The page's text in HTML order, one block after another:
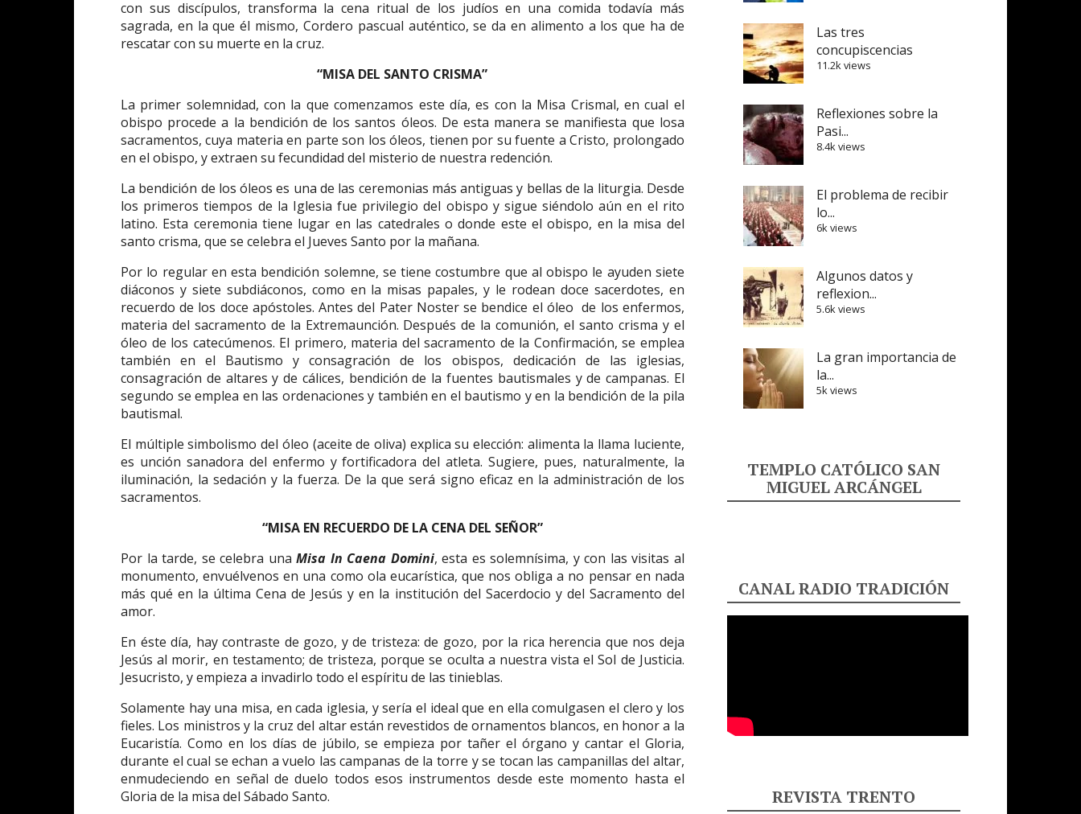
con sus discípulos, transforma la cena ritual de los judíos en una comida todavía más
sagrada, en la que él mismo, Cordero pascual auténtico, se da en alimento a los que ha de
rescatar con su muerte en la cruz.
“MISA DEL SANTO CRISMA”
La primer solemnidad, con la que comenzamos este día, es con la Misa Crismal, en cual el
obispo procede a la bendición de los santos óleos. De esta manera se manifiesta que losa
sacramentos, cuya materia en parte son los óleos, tienen por su fuente a Cristo, prolongado
en el obispo, y extraen su fecundidad del misterio de nuestra redención.
La bendición de los óleos es una de las ceremonias más antiguas y bellas de la liturgia. Desde
los primeros tiempos de la Iglesia fue privilegio del obispo y sigue siéndolo aún en el rito
latino. Esta ceremonia tiene lugar en las catedrales o donde este el obispo, en la misa del
santo crisma, que se celebra el Jueves Santo por la mañana.
Por lo regular en esta bendición solemne, se tiene costumbre que al obispo le ayuden siete
diáconos y siete subdiáconos, como en la misas papales, y le rodean doce sacerdotes, en
recuerdo de los doce apóstoles. Antes del Pater Noster se bendice el óleo de los enfermos,
materia del sacramento de la Extremaunción. Después de la comunión, el santo crisma y el
óleo de los catecúmenos. El primero, materia del sacramento de la Confirmación, se emplea
también en el Bautismo y consagración de los obispos, dedicación de las iglesias,
consagración de altares y de cálices, bendición de la fuentes bautismales y de campanas. El
segundo se emplea en las ordenaciones y también en el bautismo y en la bendición de la pila
bautismal.
El múltiple simbolismo del óleo (aceite de oliva) explica su elección: alimenta la llama luciente,
es unción sanadora del enfermo y fortificadora del atleta. Sugiere, pues, naturalmente, la
iluminación, la sedación y la fuerza. De la que será signo eficaz en la administración de los
sacramentos.
“MISA EN RECUERDO DE LA CENA DEL SEÑOR”
Por la tarde, se celebra unaMisa In Caena Domini, esta es solemnísima, y con las visitas al
monumento, envuélvenos en una como ola eucarística, que nos obliga a no pensar en nada
más qué en la última Cena de Jesús y en la institución del Sacerdocio y del Sacramento del
amor.
En éste día, hay contraste de gozo, y de tristeza: de gozo, por la rica herencia que nos deja
Jesús al morir, en testamento; de tristeza, porque se oculta a nuestra vista el Sol de Justicia.
Jesucristo, y empieza a invadirlo todo el espíritu de las tinieblas.
Solamente hay una misa, en cada iglesia, y sería el ideal que en ella comulgasen el clero y los
fieles. Los ministros y la cruz del altar están revestidos de ornamentos blancos, en honor a la
Eucaristía. Como en los días de júbilo, se empieza por tañer el órgano y cantar el Gloria,
durante el cual se echan a vuelo las campanas de la torre y se tocan las campanillas del altar,
enmudeciendo en señal de duelo todos esos instrumentos desde este momento hasta el
Gloria de la misa del Sábado Santo.
Las tres
concupiscencias
11.2k views
Reflexiones sobre la
Pasi...
8.4k views
El problema de recibir
lo...
6k views
Algunos datos y
reflexion...
5.6k views
La gran importancia de
la...
5k views
TEMPLO CATÓLICO SAN
MIGUEL ARCÁNGEL
CANAL RADIO TRADICIÓN
REVISTA TRENTO